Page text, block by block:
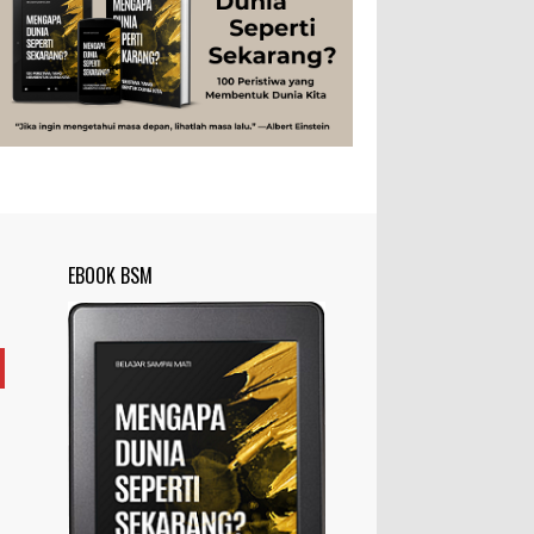
Studi Teknologi Tips
Tokoh
Tubuh Manusia
Umum
Rahasia Togel yang Tidak Dipahami
Pemain Togel
Ilustrasi/zdnet.com Ini adalah catatan
penutup untuk dua catatan saya
adalah istilah yang digunakan untuk
menyebut zat-zat yang tidak diinginkan,
terdapat dalam suatu...
Apa yang Disebut Badan Golgi?
Ilustrasi/utakatikotak.com Badan Golgi
(disebut pula aparatus Golgi, kompleks
Golgi, atau diktiosom) adalah organel
dikaitkan denga...
Apakah UFO Benar-benar Ada?
EBOOK BSM